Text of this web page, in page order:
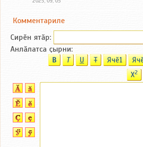
Комментариле
Сирӗн ятӑp:
Анлӑлатса ҫырни:
B T U T Ячӗ1
X2